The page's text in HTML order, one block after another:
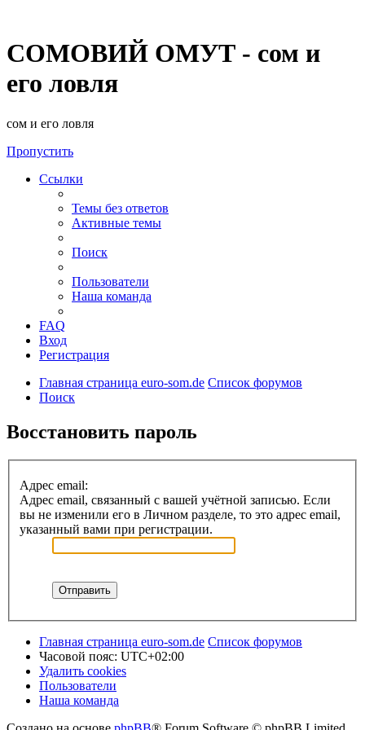
СОМОВИЙ ОМУТ - сом и
его ловля
сом и его ловля
Пропустить
Ссылки
Темы без ответов
Активные темы
Поиск
Пользователи
Наша команда
FAQ
Вход
Регистрация
Главная страница euro-som.de Список форумов
Поиск
Восстановить пароль
Адрес email:
Адрес email, связанный с вашей учётной записью. Если
вы не изменили его в Личном разделе, то это адрес email,
указанный вами при регистрации.
Главная страница euro-som.de Список форумов
Часовой пояс: UTC+02:00
Удалить cookies
Пользователи
Наша команда